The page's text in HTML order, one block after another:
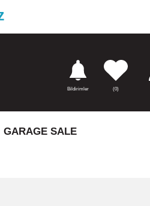
Bildirimler (0)
GARAGE SALE